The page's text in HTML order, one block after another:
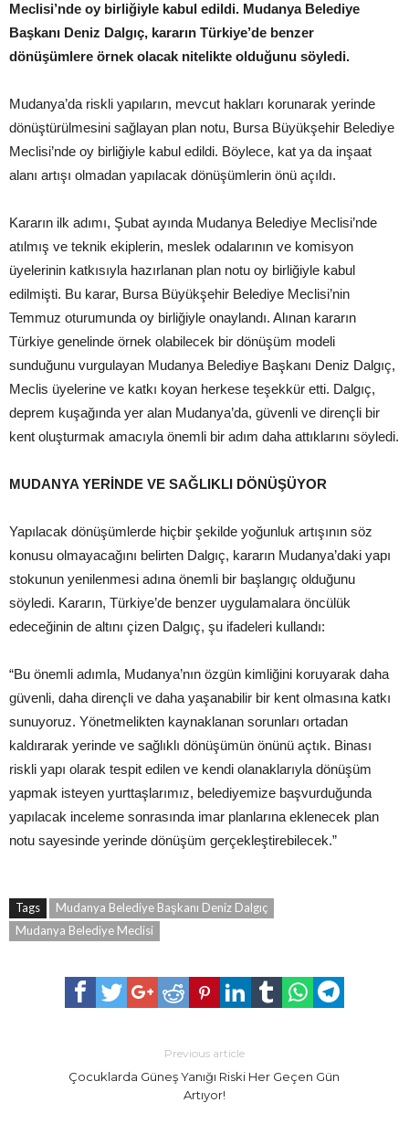
Meclisi’nde oy birliğiyle kabul edildi. Mudanya Belediye
Başkanı Deniz Dalgıç, kararın Türkiye’de benzer
dönüşümlere örnek olacak nitelikte olduğunu söyledi.
Mudanya’da riskli yapıların, mevcut hakları korunarak yerinde
dönüştürülmesini sağlayan plan notu, Bursa Büyükşehir Belediye
Meclisi’nde oy birliğiyle kabul edildi. Böylece, kat ya da inşaat
alanı artışı olmadan yapılacak dönüşümlerin önü açıldı.
Kararın ilk adımı, Şubat ayında Mudanya Belediye Meclisi’nde
atılmış ve teknik ekiplerin, meslek odalarının ve komisyon
üyelerinin katkısıyla hazırlanan plan notu oy birliğiyle kabul
edilmişti. Bu karar, Bursa Büyükşehir Belediye Meclisi’nin
Temmuz oturumunda oy birliğiyle onaylandı. Alınan kararın
Türkiye genelinde örnek olabilecek bir dönüşüm modeli
sunduğunu vurgulayan Mudanya Belediye Başkanı Deniz Dalgıç,
Meclis üyelerine ve katkı koyan herkese teşekkür etti. Dalgıç,
deprem kuşağında yer alan Mudanya’da, güvenli ve dirençli bir
kent oluşturmak amacıyla önemli bir adım daha attıklarını söyledi.
MUDANYA YERİNDE VE SAĞLIKLI DÖNÜŞÜYOR
Yapılacak dönüşümlerde hiçbir şekilde yoğunluk artışının söz
konusu olmayacağını belirten Dalgıç, kararın Mudanya’daki yapı
stokunun yenilenmesi adına önemli bir başlangıç olduğunu
söyledi. Kararın, Türkiye’de benzer uygulamalara öncülük
edeceğinin de altını çizen Dalgıç, şu ifadeleri kullandı:
“Bu önemli adımla, Mudanya’nın özgün kimliğini koruyarak daha
güvenli, daha dirençli ve daha yaşanabilir bir kent olmasına katkı
sunuyoruz. Yönetmelikten kaynaklanan sorunları ortadan
kaldırarak yerinde ve sağlıklı dönüşümün önünü açtık. Binası
riskli yapı olarak tespit edilen ve kendi olanaklarıyla dönüşüm
yapmak isteyen yurttaşlarımız, belediyemize başvurduğunda
yapılacak inceleme sonrasında imar planlarına eklenecek plan
notu sayesinde yerinde dönüşüm gerçekleştirebilecek.”
Tags
Mudanya Belediye Başkanı Deniz Dalgıç
Mudanya Belediye Meclisi
Previous article
Çocuklarda Güneş Yanığı Riski Her Geçen Gün
Artıyor!